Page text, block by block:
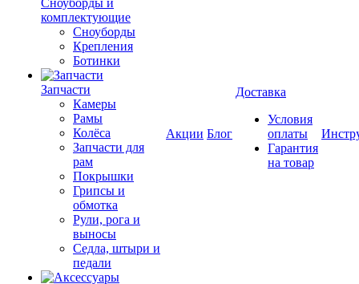
Cноуборды и
комплектующие
Сноуборды
Крепления
Ботинки
Запчасти
Камеры
Рамы
Колёса
Запчасти для
рам
Покрышки
Грипсы и
обмотка
Рули, рога и
выносы
Седла, штыри и
педали
Акции Блог
Доставка
Условия
оплаты
Гарантия
на товар